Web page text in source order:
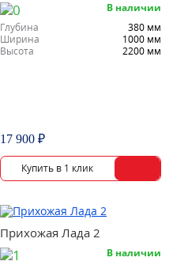
В наличии
Глубина
380 мм
Ширина
1000 мм
Высота
2200 мм
17 900 ₽
Прихожая Лада 2
В наличии